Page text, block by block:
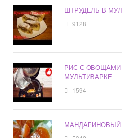
ШТРУДЕЛЬ В
9128
РИС С ОВОЩАМИ
МУЛЬТИВАРКЕ
1594
МАНДАРИНОВЫЙ